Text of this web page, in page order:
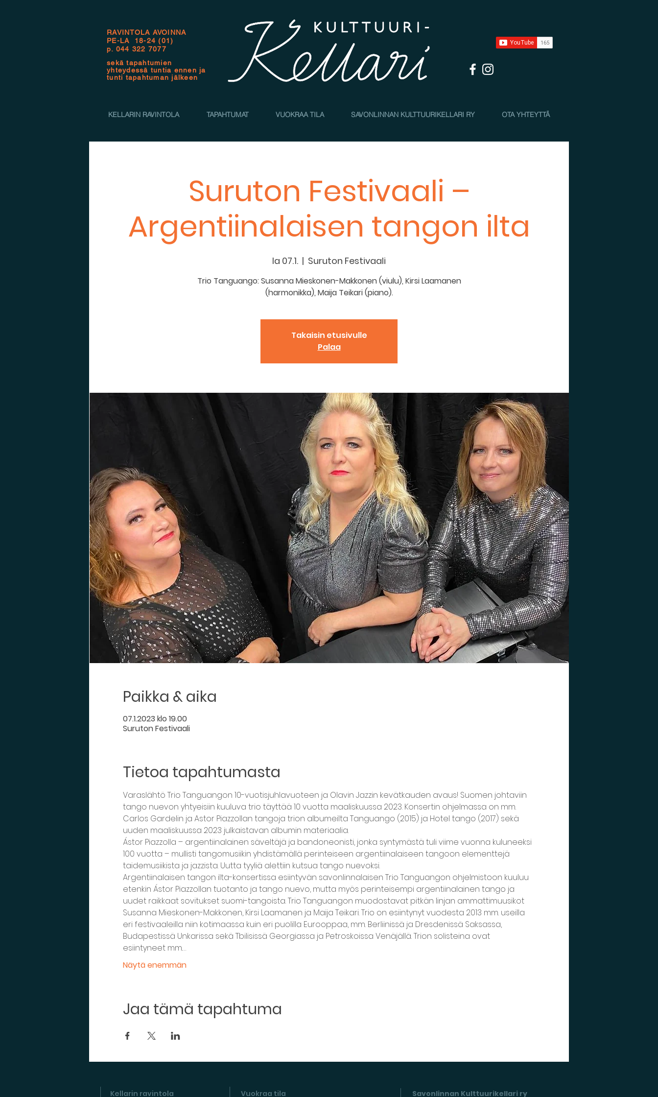
RAVINTOLA AVOINNA
PE-LA 18-24 (01)
p. 044 322 7077
sekä tapahtumien
yhteydessä tuntia ennen ja
tunti tapahtuman jälkeen
KELLARIN RAVINTOLA TAPAHTUMAT VUOKRAA TILA SAVONLINNAN KULTTUURIKELLARI RY OTA YHTEYTTÄ
Suruton Festivaali –
Argentiinalaisen tangon ilta
la 07.1.
  |
Suruton Festivaali
Trio Tanguango: Susanna Mieskonen-Makkonen (viulu), Kirsi Laamanen
(harmonikka), Maija Teikari (piano).
Takaisin etusivulle
Palaa
Paikka & aika
07.1.2023 klo 19.00
Suruton Festivaali
Tietoa tapahtumasta
Varaslähtö Trio Tanguangon 10-vuotisjuhlavuoteen ja Olavin Jazzin kevätkauden avaus! Suomen johtaviin
tango nuevon yhtyeisiin kuuluva trio täyttää 10 vuotta maaliskuussa 2023. Konsertin ohjelmassa on mm.
Carlos Gardelin ja Astor Piazzollan tangoja trion albumeilta Tanguango (2015) ja Hotel tango (2017) sekä
uuden maaliskuussa 2023 julkaistavan albumin materiaalia.
Ástor Piazzolla – argentiinalainen säveltäjä ja bandoneonisti, jonka syntymästä tuli viime vuonna kuluneeksi
100 vuotta – mullisti tangomusiikin yhdistämällä perinteiseen argentiinalaiseen tangoon elementtejä
taidemusiikista ja jazzista. Uutta tyyliä alettiin kutsua tango nuevoksi.
Argentiinalaisen tangon ilta-konsertissa esiintyvän savonlinnalaisen Trio Tanguangon ohjelmistoon kuuluu
etenkin Ástor Piazzollan tuotanto ja tango nuevo, mutta myös perinteisempi argentiinalainen tango ja
uudet raikkaat sovitukset suomi-tangoista. Trio Tanguangon muodostavat pitkän linjan ammattimuusikot
Susanna Mieskonen-Makkonen, Kirsi Laamanen ja Maija Teikari. Trio on esiintynyt vuodesta 2013 mm. useilla
eri festivaaleilla niin kotimaassa kuin eri puolilla Eurooppaa, mm. Berliinissä ja Dresdenissä Saksassa,
Budapestissä Unkarissa sekä Tbilisissä Georgiassa ja Petroskoissa Venäjällä. Trion solisteina ovat
esiintyneet mm.…
Näytä enemmän
Jaa tämä tapahtuma
Kellarin ravintola Vuokraa tila Savonlinnan Kulttuurikellari ry